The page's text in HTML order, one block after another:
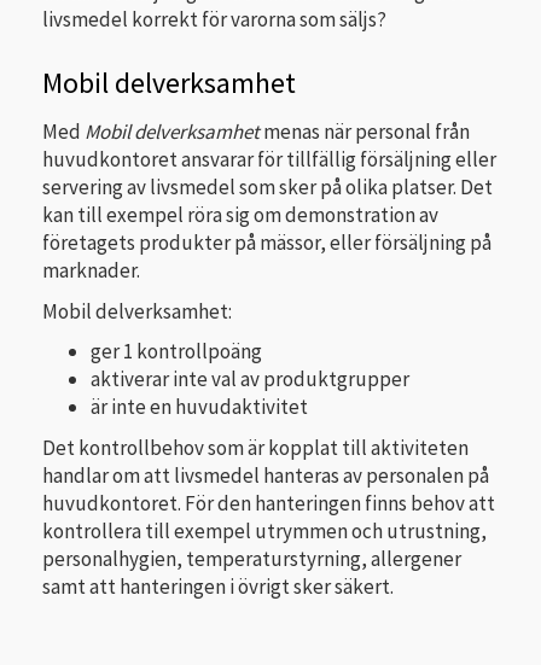
livsmedel korrekt för varorna som säljs?
Mobil delverksamhet
Med Mobil delverksamhetmenas när personal från
huvudkontoret ansvarar för tillfällig försäljning eller
servering av livsmedel som sker på olika platser. Det
kan till exempel röra sig om demonstration av
företagets produkter på mässor, eller försäljning på
marknader.
Mobil delverksamhet:
ger 1 kontrollpoäng
aktiverar inte val av produktgrupper
är inte en huvudaktivitet
Det kontrollbehov som är kopplat till aktiviteten
handlar om att livsmedel hanteras av personalen på
huvudkontoret. För den hanteringen finns behov att
kontrollera till exempel utrymmen och utrustning,
personalhygien, temperaturstyrning, allergener
samt att hanteringen i övrigt sker säkert.